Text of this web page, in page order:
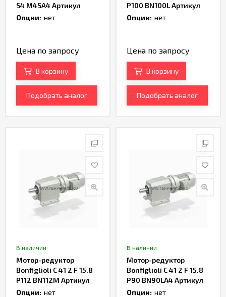
S4 M4SA4 Артикул
TH168072
Опции: нет
Цена по запросу
В корзину
Подобрать аналог
P100 BN100L Артикул
TH165960
Опции: нет
Цена по запросу
В корзину
Подобрать аналог
В наличии
Мотор-редуктор
Bonfiglioli C 41 2 F 15.8
P112 BN112M Артикул
TH167478
Опции: нет
В наличии
Мотор-редуктор
Bonfiglioli C 41 2 F 15.8
P90 BN90LA4 Артикул
TH162960
Опции: нет